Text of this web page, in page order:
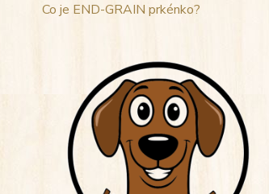
Co je END-GRAIN prkénko?